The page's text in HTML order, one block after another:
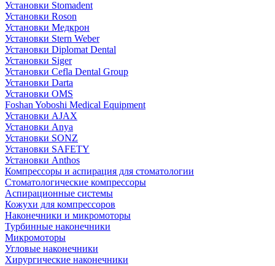
Установки Stomadent
Установки Roson
Установки Медкрон
Установки Stern Weber
Установки Diplomat Dental
Установки Siger
Установки Cefla Dental Group
Установки Darta
Установки OMS
Foshan Yoboshi Medical Equipment
Установки AJAX
Установки Anya
Установки SONZ
Установки SAFETY
Установки Anthos
Компрессоры и аспирация для стоматологии
Стоматологические компрессоры
Аспирационные системы
Кожухи для компрессоров
Наконечники и микромоторы
Турбинные наконечники
Микромоторы
Угловые наконечники
Хирургические наконечники